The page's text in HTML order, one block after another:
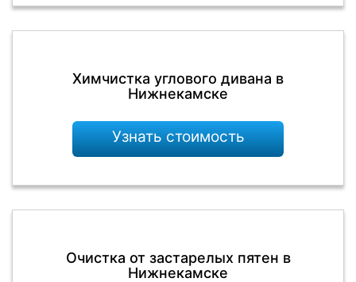
Химчистка углового дивана в
Нижнекамске
Узнать стоимость
Очистка от застарелых пятен в
Нижнекамске